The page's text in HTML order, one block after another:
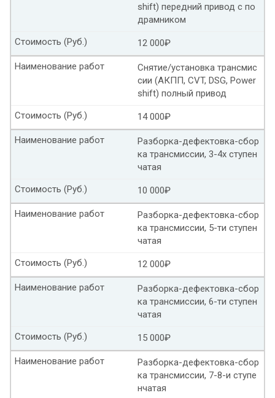
КИА церато замена масла в АКПП
Замена масла в АКПП КИА соул
Замена масла АКПП КИА соренто прайм
Замена масла в АКПП КИА спектра
Замена масла в АКПП КИА пиканто
Замена масла в АКПП Пежо 206
Замена масла в АКПП Пежо 3008
Замена масла в АКПП Хендай ix35 рольф
Замена масла в АКПП Хендай соната
Замена масла в АКПП солярис рольф
Хендай элантра замена масла в АКПП
shift) передний привод с по
драмником
12 000₽
Стоимость (Руб.)
Снятие/установка трансмис
сии (АКПП, CVT, DSG, Power
shift) полный привод
Наименование работ
14 000₽
Стоимость (Руб.)
Разборка-дефектовка-сбор
ка трансмиссии, 3-4х ступен
чатая
Наименование работ
10 000₽
Стоимость (Руб.)
Разборка-дефектовка-сбор
ка трансмиссии, 5-ти ступен
чатая
Наименование работ
12 000₽
Стоимость (Руб.)
Разборка-дефектовка-сбор
ка трансмиссии, 6-ти ступен
чатая
Наименование работ
15 000₽
Стоимость (Руб.)
Разборка-дефектовка-сбор
ка трансмиссии, 7-8-и ступе
нчатая
Наименование работ